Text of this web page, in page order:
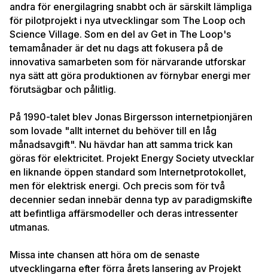
andra för energilagring snabbt och är särskilt lämpliga
för pilotprojekt i nya utvecklingar som The Loop och
Science Village. Som en del av Get in The Loop's
temamånader är det nu dags att fokusera på de
innovativa samarbeten som för närvarande utforskar
nya sätt att göra produktionen av förnybar energi mer
förutsägbar och pålitlig.
På 1990-talet blev Jonas Birgersson internetpionjären
som lovade "allt internet du behöver till en låg
månadsavgift". Nu hävdar han att samma trick kan
göras för elektricitet. Projekt Energy Society utvecklar
en liknande öppen standard som Internetprotokollet,
men för elektrisk energi. Och precis som för två
decennier sedan innebär denna typ av paradigmskifte
att befintliga affärsmodeller och deras intressenter
utmanas.
Missa inte chansen att höra om de senaste
utvecklingarna efter förra årets lansering av Projekt